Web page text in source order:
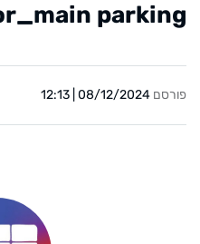
parking
פורסם 08/12/2024 | 12:13